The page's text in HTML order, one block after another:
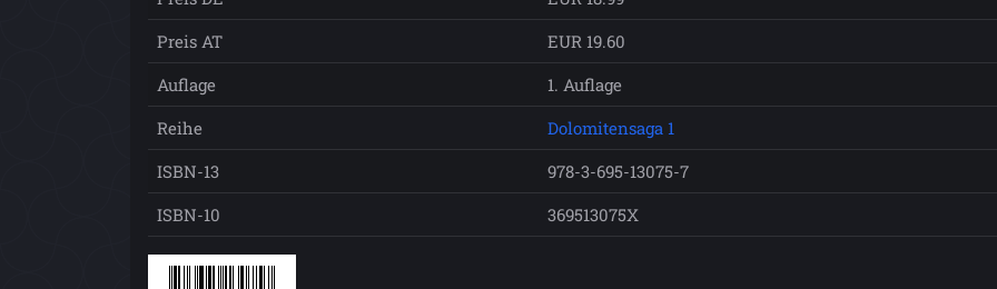
Preis AT
EUR 19.60
Auflage
1. Auflage
Reihe
Dolomitensaga 1
ISBN-13
978-3-695-13075-7
ISBN-10
369513075X